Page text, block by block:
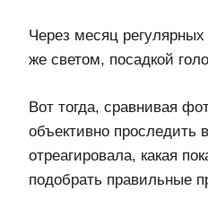
Через месяц
же светом, посадкой
Вот тогда, сравнивая
объективно проследить
отреагировала, какая
подобрать правильные